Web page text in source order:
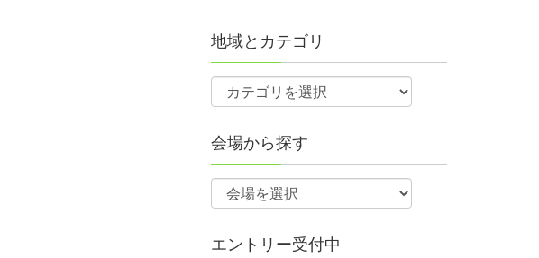
地域とカテゴリ
会場から探す
エントリー受付中